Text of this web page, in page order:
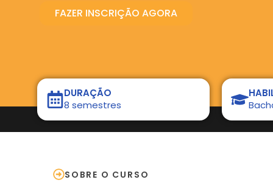
FAZER INSCRIÇÃO AGORA
DURAÇÃO
8 semestres
SOBRE O CURSO